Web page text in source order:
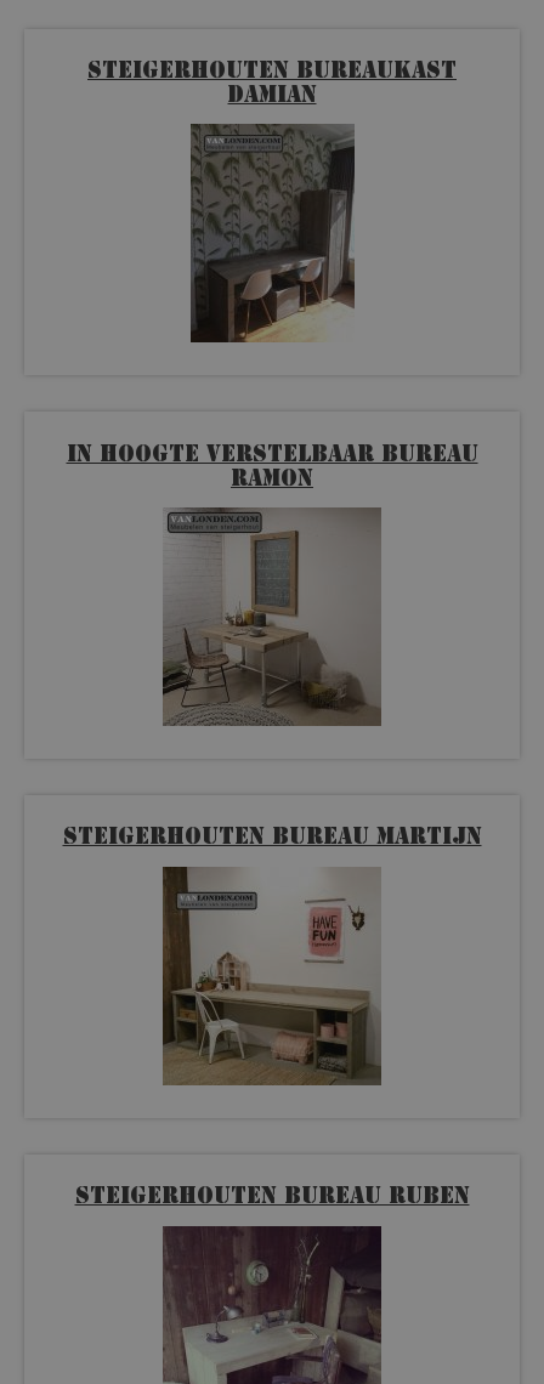
Steigerhouten bureaukast
Damian
In hoogte verstelbaar bureau
Ramon
Steigerhouten bureau Martijn
Steigerhouten bureau Ruben